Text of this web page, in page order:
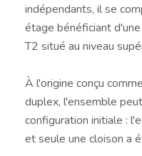
indépendants, il se
étage bénéficiant
T2 situé au niveau
À l'origine conçu
duplex, l'ensemble
configuration initiale :
et seule une cloison a